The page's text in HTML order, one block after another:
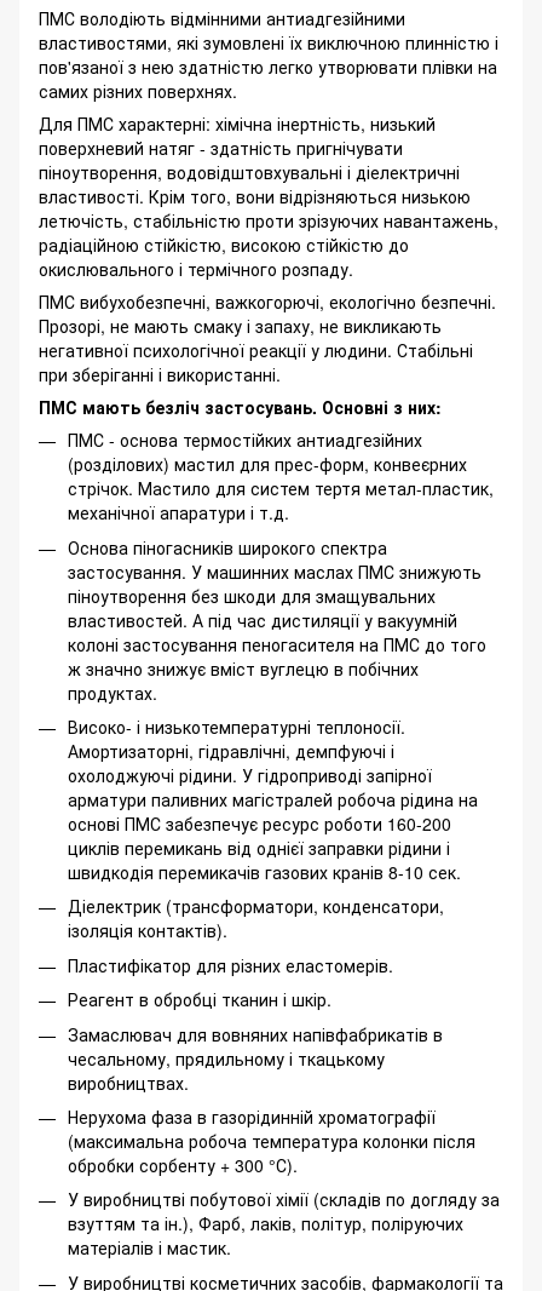
ПМС володіють відмінними антиадгезійними
властивостями, які зумовлені ​​їх виключною плинністю і
пов'язаної з нею здатністю легко утворювати плівки на
самих різних поверхнях.
Для ПМС характерні: хімічна інертність, низький
поверхневий натяг - здатність пригнічувати
піноутворення, водовідштовхувальні і діелектричні
властивості. Крім того, вони відрізняються низькою
летючість, стабільністю проти зрізуючих навантажень,
радіаційною стійкістю, високою стійкістю до
окислювального і термічного розпаду.
ПМС вибухобезпечні, важкогорючі, екологічно безпечні.
Прозорі, не мають смаку і запаху, не викликають
негативної психологічної реакції у людини. Стабільні
при зберіганні і використанні.
ПМС мають безліч застосувань. Основні з них:
ПМС - основа термостійких антиадгезійних
(розділових) мастил для прес-форм, конвеєрних
стрічок. Мастило для систем тертя метал-пластик,
механічної апаратури і т.д.
Основа піногасників широкого спектра
застосування. У машинних маслах ПМС знижують
піноутворення без шкоди для змащувальних
властивостей. А під час дистиляції у вакуумній
колоні застосування пеногасителя на ПМС до того
ж значно знижує вміст вуглецю в побічних
продуктах.
Високо- і низькотемпературні теплоносії.
Амортизаторні, гідравлічні, демпфуючі і
охолоджуючі рідини. У гідроприводі запірної
арматури паливних магістралей робоча рідина на
основі ПМС забезпечує ресурс роботи 160-200
циклів перемикань від однієї заправки рідини і
швидкодія перемикачів газових кранів 8-10 сек.
Діелектрик (трансформатори, конденсатори,
ізоляція контактів).
Пластифікатор для різних еластомерів.
Реагент в обробці тканин і шкір.
Замаслювач для вовняних напівфабрикатів в
чесальному, прядильному і ткацькому
виробництвах.
Нерухома фаза в газорідинній хроматографії
(максимальна робоча температура колонки після
обробки сорбенту + 300 °С).
У виробництві побутової хімії (складів по догляду за
взуттям та ін.), Фарб, лаків, політур, поліруючих
матеріалів і мастик.
У виробництві косметичних засобів, фармакології та